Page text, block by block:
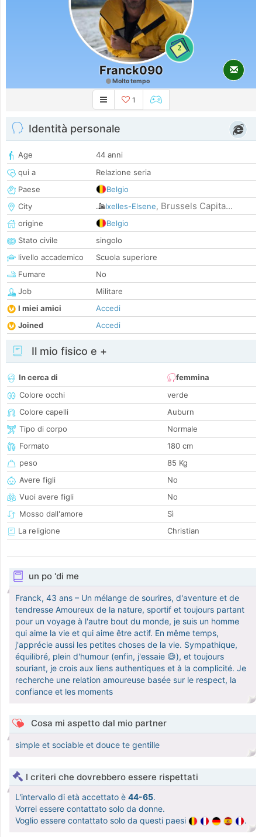
2
Franck090
Molto tempo
1
Identità personale
Age
44 anni
qui a
Relazione seria
Paese
Belgio
City
Ixelles-Elsene, Brussels Capita...
origine
Belgio
Stato civile
singolo
livello accademico
Scuola superiore
Fumare
No
Job
Militare
I miei amici
Accedi
Joined
Accedi
Il mio fisico e +
In cerca di
femmina
Colore occhi
verde
Colore capelli
Auburn
Tipo di corpo
Normale
Formato
180 cm
peso
85 Kg
Avere figli
No
Vuoi avere figli
No
Mosso dall'amore
Sì
La religione
Christian
un po 'di me
Franck, 43 ans – Un mélange de sourires, d'aventure et de
tendresse Amoureux de la nature, sportif et toujours partant
pour un voyage à l'autre bout du monde, je suis un homme
qui aime la vie et qui aime être actif. En même temps,
j'apprécie aussi les petites choses de la vie. Sympathique,
équilibré, plein d'humour (enfin, j'essaie 😄), et toujours
souriant, je crois aux liens authentiques et à la complicité. Je
recherche une relation amoureuse basée sur le respect, la
confiance et les moments
Cosa mi aspetto dal mio partner
simple et sociable et douce te gentille
I criteri che dovrebbero essere rispettati
L'intervallo di età accettato è 44-65.
Vorrei essere contattato solo da donne.
Voglio essere contattato solo da questi paesi
.